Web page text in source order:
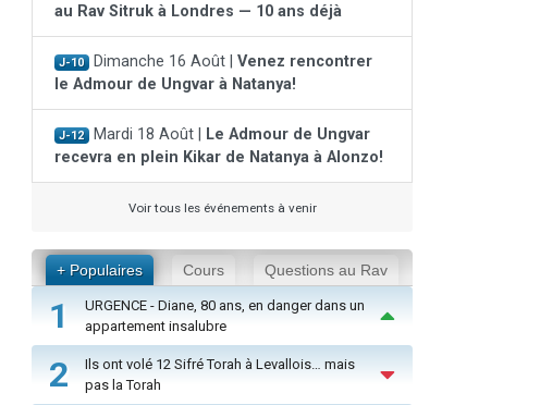
au Rav Sitruk à Londres — 10 ans déjà
J-10 Dimanche 16 Août | Venez rencontrer
le Admour de Ungvar à Natanya!
J-12 Mardi 18 Août |
Le Admour de Ungvar
recevra en plein Kikar de Natanya à Alonzo!
Voir tous les événements à venir
+ Populaires Cours Questions au Rav
1
URGENCE - Diane, 80 ans, en danger dans un
appartement insalubre
2
Ils ont volé 12 Sifré Torah à Levallois… mais
pas la Torah